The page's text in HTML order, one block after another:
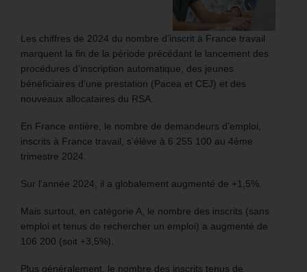
Les chiffres de 2024 du nombre d’inscrit à France travail
marquent la fin de la période précédant le lancement des
procédures d’inscription automatique, des jeunes
bénéficiaires d’une prestation (Pacea et CEJ) et des
nouveaux allocataires du RSA.
En France entière, le nombre de demandeurs d’emploi,
inscrits à France travail, s’élève à 6 255 100 au 4ème
trimestre 2024.
Sur l’année 2024, il a globalement augmenté de +1,5%.
Mais surtout, en catégorie A, le nombre des inscrits (sans
emploi et tenus de rechercher un emploi) a augmenté de
106 200 (soit +3,5%).
Plus généralement, le nombre des inscrits tenus de